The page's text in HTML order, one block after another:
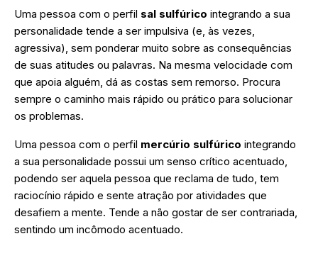
Uma pessoa com o perfil sal sulfúrico integrando a sua
personalidade tende a ser impulsiva (e, às vezes,
agressiva), sem ponderar muito sobre as consequências
de suas atitudes ou palavras. Na mesma velocidade com
que apoia alguém, dá as costas sem remorso. Procura
sempre o caminho mais rápido ou prático para solucionar
os problemas.
Uma pessoa com o perfil mercúrio sulfúrico integrando
a sua personalidade possui um senso crítico acentuado,
podendo ser aquela pessoa que reclama de tudo, tem
raciocínio rápido e sente atração por atividades que
desafiem a mente. Tende a não gostar de ser contrariada,
sentindo um incômodo acentuado.